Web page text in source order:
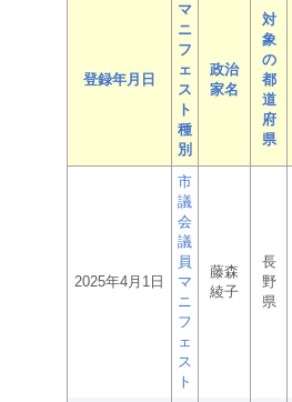
登録年月日
マ
ニ
フ
ェ
ス
ト
種
別
政治
家名
対
象
の
都
道
府
県
2025年4月1日
市
議
会
議
員
マ
ニ
フ
ェ
ス
ト
藤森
綾子
長
野
県